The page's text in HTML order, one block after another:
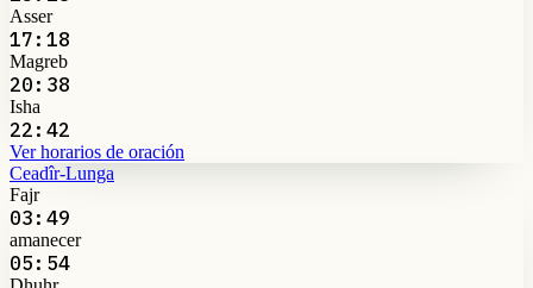
Asser
17:18
Magreb
20:38
Isha
22:42
Ver horarios de oración
Ceadîr-Lunga
Fajr
03:49
amanecer
05:54